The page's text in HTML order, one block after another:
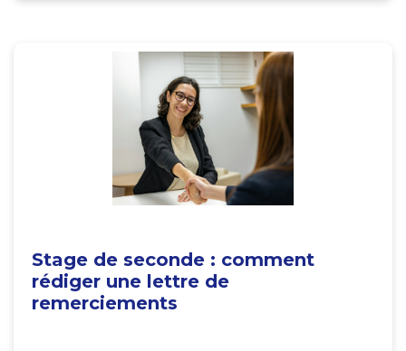
Stage de seconde : comment
rédiger une lettre de
remerciements